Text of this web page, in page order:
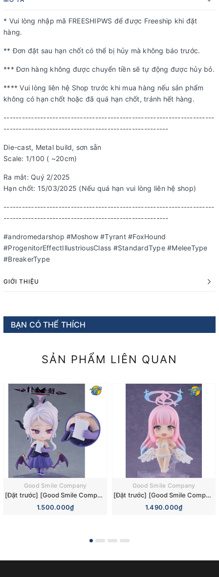
* Vui lòng nhập mã FREESHIPWS để được Freeship khi đặt
hàng.
** Đơn đặt sau hạn chốt có thể bị hủy mà không báo trước.
*** Đơn hàng không được chuyển tiền sẽ tự động được hủy bỏ.
**** Vui lòng liên hệ Shop trước khi mua hàng nếu sản phẩm
không có hạn chốt hoặc đã quá hạn chốt, tránh hết hàng.
---------------------------------------------------------------------
------------------------------------------------------
Die-cast, Metal build, sơn sẵn
Scale: 1/100 ( ~20cm)
Ra mắt: Quý 2/2025
Hạn chốt: 15/03/2025 (Nếu quá hạn vui lòng liên hệ shop)
---------------------------------------------------------------------
------------------------------------------------------
#andromedarshop #Moshow #Tyrant #FoxHound
#ProgenitorEffectIllustriousClass #StandardType #MeleeType
#BreakerType
GIỚI THIỆU
BẠN CÓ THỂ THÍCH
SẢN PHẨM LIÊN QUAN
Good Smile Company
[Đặt trước] [Good Smile Company] Mô hình nhân vật Blue Archive Nendoroid 3110 Hina Sorasaki Dress Basic Figure (+Bonus)
1.500.000₫
Good Smile Company
[Đặt trước] [Good Smile Company] Mô hình nhân vật Blue Archive Nendoroid 3084 Mika Misono Swimsuit Basic Figure (Bonus)
1.490.000₫